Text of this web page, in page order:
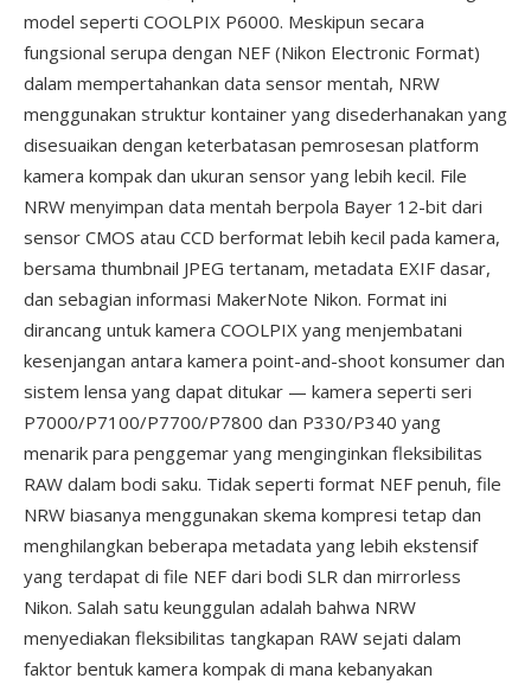
model seperti COOLPIX P6000. Meskipun secara
fungsional serupa dengan NEF (Nikon Electronic Format)
dalam mempertahankan data sensor mentah, NRW
menggunakan struktur kontainer yang disederhanakan yang
disesuaikan dengan keterbatasan pemrosesan platform
kamera kompak dan ukuran sensor yang lebih kecil. File
NRW menyimpan data mentah berpola Bayer 12-bit dari
sensor CMOS atau CCD berformat lebih kecil pada kamera,
bersama thumbnail JPEG tertanam, metadata EXIF dasar,
dan sebagian informasi MakerNote Nikon. Format ini
dirancang untuk kamera COOLPIX yang menjembatani
kesenjangan antara kamera point-and-shoot konsumer dan
sistem lensa yang dapat ditukar — kamera seperti seri
P7000/P7100/P7700/P7800 dan P330/P340 yang
menarik para penggemar yang menginginkan fleksibilitas
RAW dalam bodi saku. Tidak seperti format NEF penuh, file
NRW biasanya menggunakan skema kompresi tetap dan
menghilangkan beberapa metadata yang lebih ekstensif
yang terdapat di file NEF dari bodi SLR dan mirrorless
Nikon. Salah satu keunggulan adalah bahwa NRW
menyediakan fleksibilitas tangkapan RAW sejati dalam
faktor bentuk kamera kompak di mana kebanyakan